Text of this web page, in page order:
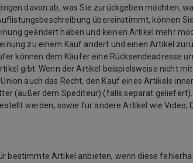
Ataxie* (Koordinationsstörung) und
Störungen von Haut und
(Juckreiz) Systemische
Aktivität), Anorexie (Appetitverlust).
Verdauungstraktes**: Erbrechen*,
gemeldeten Nebenwirkungen
von kurzer Dauer. ** Üblicherweise
Unternehmen: Boehringer Ingelheim
55216 Ingelheim/Rhein 01/2024
davon ab, was Sie zurückgeben möchten,
übereinstimmt, können
geändert haben und keinen Artikel mehr
zu einem Kauf ändert und einen Artikel
können dem Käufer eine
gibt. Wenn der Artikel beispielsweise nicht
auch das Recht, den Kauf eines Artikels
(außer dem Spediteur) (falls separat
werden, sowie für andere Artikel wie
bestimmte Artikel anbieten, wenn diese